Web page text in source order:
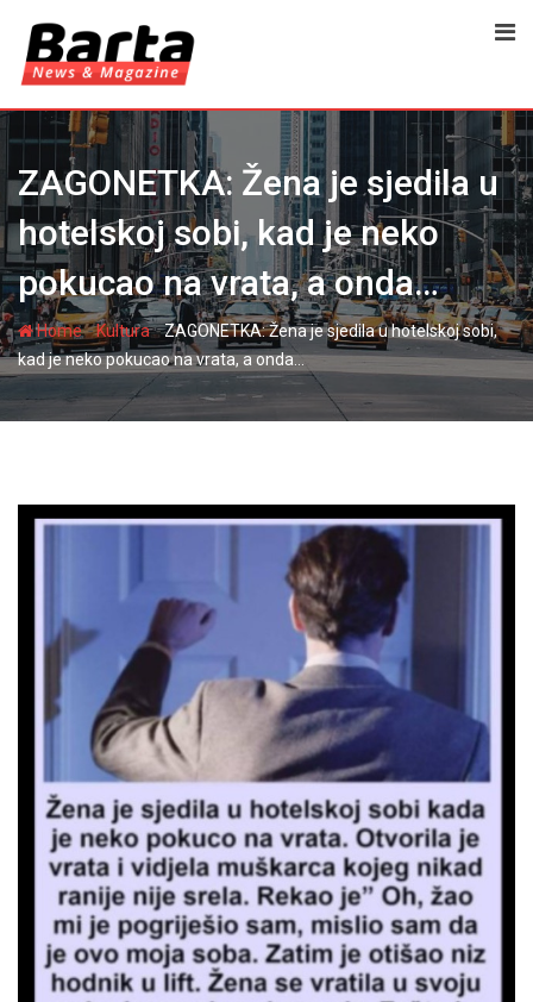
content
ZAGONETKA: Žena je sjedila u
hotelskoj sobi, kad je neko
pokucao na vrata, a onda…
Home-Kultura-ZAGONETKA: Žena je sjedila u hotelskoj sobi,
kad je neko pokucao na vrata, a onda…